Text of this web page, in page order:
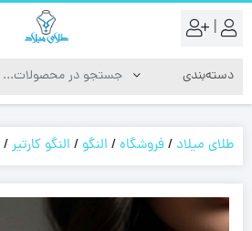
|
طلای میلاد /فروشگاه/ النگو / النگو کارتیر/